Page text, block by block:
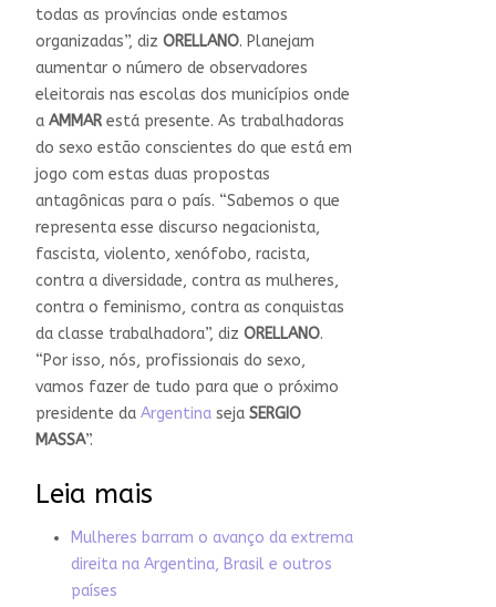
todas as províncias onde estamos
organizadas”, diz ORELLANO. Planejam
aumentar o número de observadores
eleitorais nas escolas dos municípios onde
a AMMARestá presente. As trabalhadoras
do sexo estão conscientes do que está em
jogo com estas duas propostas
antagônicas para o país. “Sabemos o que
representa esse discurso negacionista,
fascista, violento, xenófobo, racista,
contra a diversidade, contra as mulheres,
contra o feminismo, contra as conquistas
da classe trabalhadora”, diz ORELLANO.
“Por isso, nós, profissionais do sexo,
vamos fazer de tudo para que o próximo
presidente da Argentina seja SERGIO
MASSA”.
Leia mais
Mulheres barram o avanço da extrema
direita na Argentina, Brasil e outros
países